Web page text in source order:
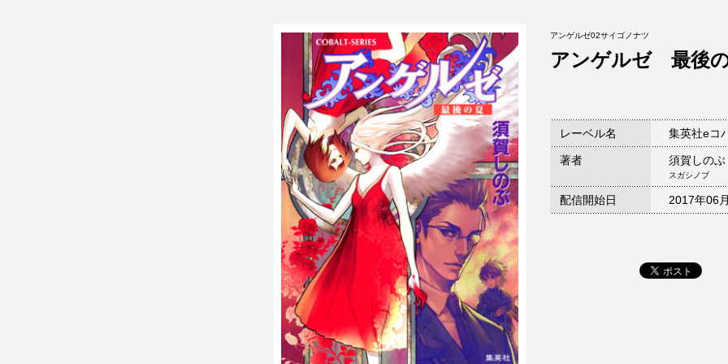
アンゲルゼ02サイゴノナツ
アンゲルゼ 最後
レーベル名 集英社eコ
著者 須賀しのぶ
スガシノブ
配信開始日 2017年06